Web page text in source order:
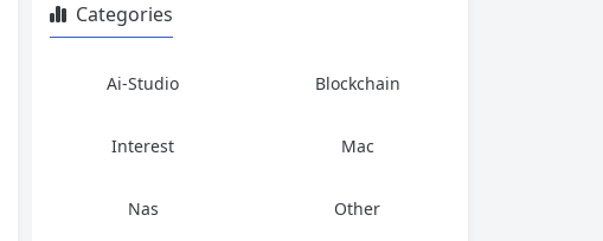
Categories
Ai-Studio Blockchain
Interest Mac
Nas Other